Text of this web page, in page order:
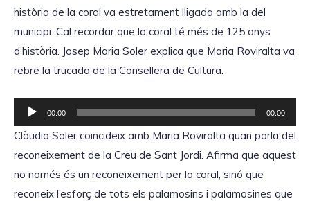
història de la coral va estretament lligada amb la del
municipi. Cal recordar que la coral té més de 125 anys
d’història. Josep Maria Soler explica que Maria Roviralta va
rebre la trucada de la Consellera de Cultura.
e
00:00 00:00
Clàudia Soler coincideix amb Maria Roviralta quan parla del
reconeixement de la Creu de Sant Jordi. Afirma que aquest
no només és un reconeixement per la coral, sinó que
reconeix l’esforç de tots els palamosins i palamosines que